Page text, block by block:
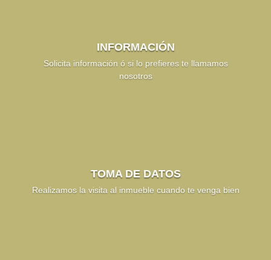
INFORMACIÓN
Solicita información ó si lo prefieres te llamamos
nosotros
TOMA DE DATOS
Realizamos la visita al inmueble cuando te venga bien